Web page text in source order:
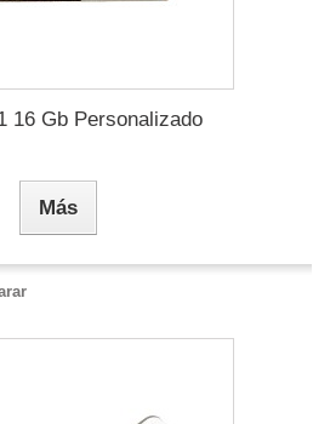
16 Gb Personalizado
Más